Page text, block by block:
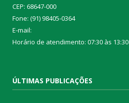
CEP: 68647-000
Fone: (91) 98405-0364
E-mail:
Horário de atendimento: 07:30 às 13:30
ÚLTIMAS PUBLICAÇÕES